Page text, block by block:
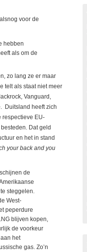
voor de
hebben
als om de
zo lang ze er maar
telt als staat niet meer
Vanguard,
Duitsland heeft zich
respectieve EU-
Dat geld
en het in stand
your back and you
de
steggelen.
West-
peperdure
blijven kopen,
de voorkeur
het
gas. Zo’n